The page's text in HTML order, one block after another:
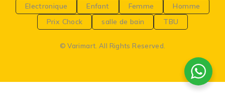
Electronique
Enfant Femme
Homme
Prix Chock
salle de bain TBU
© Varimart. All Rights Reserved.